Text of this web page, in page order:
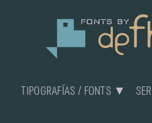
TIPOGRAFÍAS / FONTS ▼